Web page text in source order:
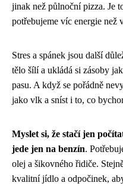
jinak než půlnoční pizza. Je
potřebujeme víc energie než
Stres a spánek jsou další
tělo šílí a ukládá si zásoby
pasu. A když se pořádně
jako vlk a sníst i to, co
Myslet si, že stačí jen
jede jen na benzín.
olej a šikovného řidiče.
kvalitní jídlo a odpočinek,